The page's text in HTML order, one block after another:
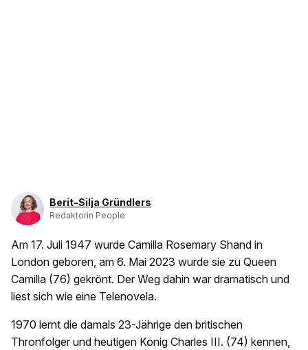
Berit-Silja Gründlers
Redaktorin People
Am 17. Juli 1947 wurde Camilla Rosemary Shand in
London geboren, am 6. Mai 2023 wurde sie zu Queen
Camilla (76) gekrönt. Der Weg dahin war dramatisch und
liest sich wie eine Telenovela.
1970 lernt die damals 23-Jährige den britischen
Thronfolger und heutigen König Charles III. (74) kennen,